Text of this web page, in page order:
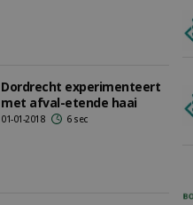
Dordrecht experimenteert
met afval-etende haai
01-01-2018 6 sec